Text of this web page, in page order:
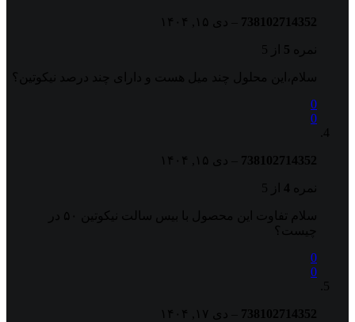
738102714352 دی ۱۵, ۱۴۰۴
نمره 5 از 5
سلام،این محلول چند میل هست و دارای چند درصد نیکوتین؟
0
0
738102714352 دی ۱۵, ۱۴۰۴
نمره 4 از 5
سلام تفاوت این محصول با بیس سالت نیکوتین ۵۰ در
چیست؟
0
0
738102714352 دی ۱۷, ۱۴۰۴